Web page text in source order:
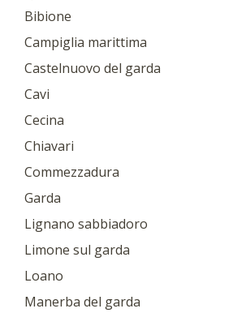
Bibione
Campiglia marittima
Castelnuovo del garda
Cavi
Cecina
Chiavari
Commezzadura
Garda
Lignano sabbiadoro
Limone sul garda
Loano
Manerba del garda